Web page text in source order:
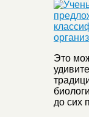
Это
до сих